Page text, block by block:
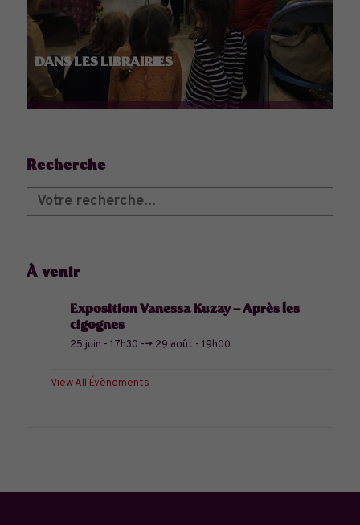
DANS LES LIBRAIRIES
Recherche
À venir
Exposition Vanessa Kuzay – Après les
cigognes
25 juin - 17h30 --> 29 août - 19h00
View All Évènements